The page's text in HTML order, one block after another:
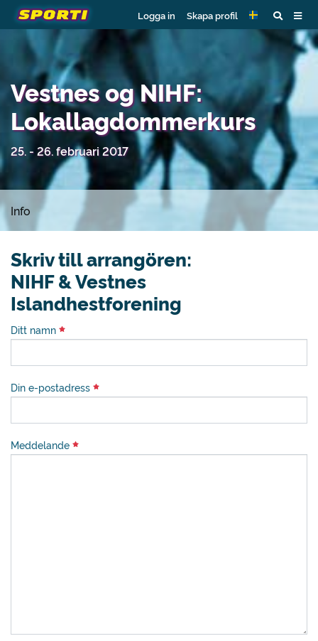
Logga in Skapa profil
Vestnes og NIHF:
Lokallagdommerkurs
25. - 26. februari 2017
Info
Skriv till arrangören:
NIHF & Vestnes
Islandhestforening
Ditt namn
Din e-postadress
Meddelande